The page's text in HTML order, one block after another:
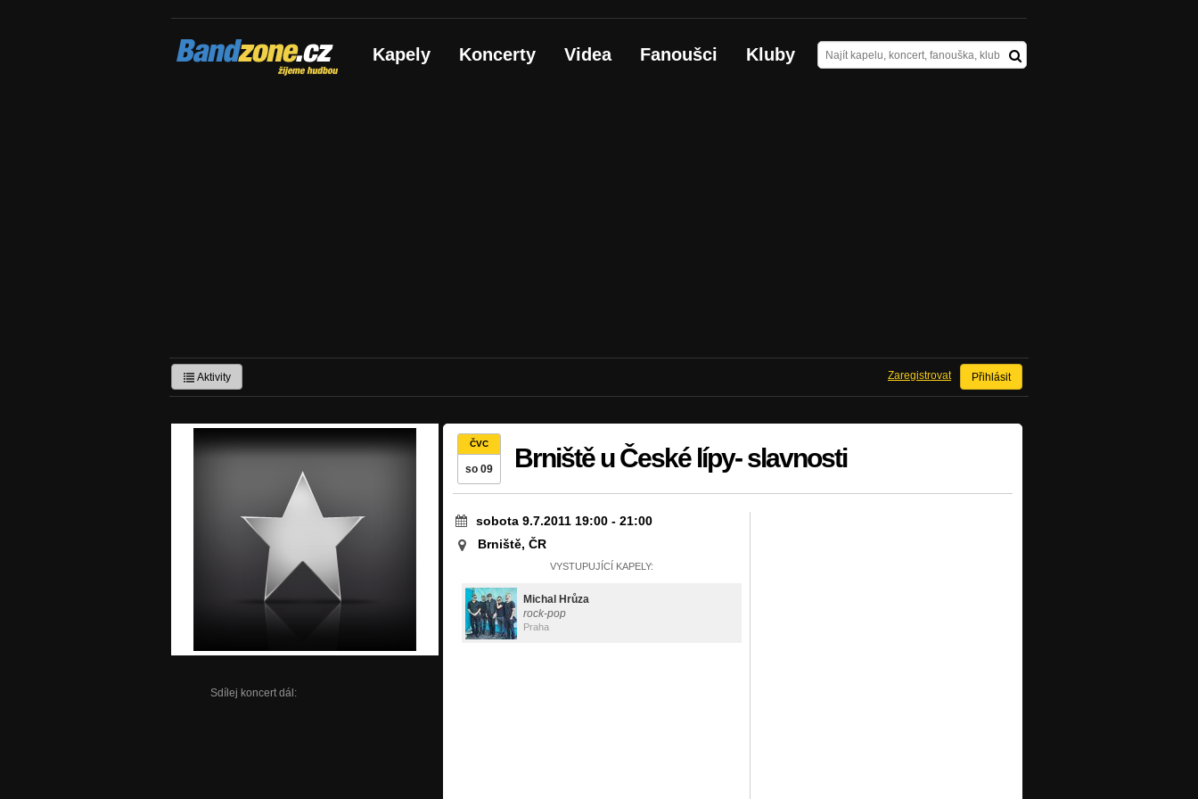
Bandzone.cz
žijeme hudbou Kapely Koncerty Videa Fanoušci Kluby
Aktivity Přihlásit
Zaregistrovat
Sdílej koncert dál:
ČVC
so 09 Brniště u České lípy- slavnosti
sobota 9.7.2011 19:00 - 21:00
Brniště, ČR
VYSTUPUJÍCÍ KAPELY:
Michal Hrůza
rock-pop
Praha